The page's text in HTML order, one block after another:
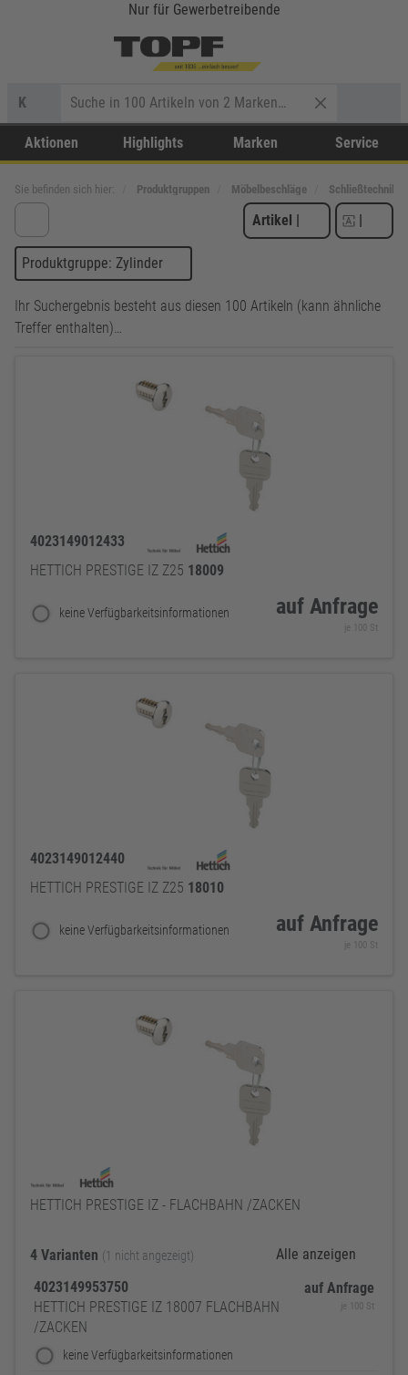
Nur für Gewerbetreibende
K
Aktionen Highlights Marken Service
Sie befinden sich hier: Produktgruppen Möbelbeschläge Schließtechnik
Artikel | |
Produktgruppe: Zylinder
Ihr Suchergebnis besteht aus diesen 100 Artikeln (kann ähnliche
Treffer enthalten)…
4023149012433
HETTICH PRESTIGE IZ Z25 18009
keine Verfügbarkeitsinformationen auf Anfrage
je 100 St
4023149012440
HETTICH PRESTIGE IZ Z25 18010
keine Verfügbarkeitsinformationen auf Anfrage
je 100 St
HETTICH PRESTIGE IZ - FLACHBAHN /ZACKEN
4 Varianten (1 nicht angezeigt)
Alle anzeigen
4023149953750
HETTICH PRESTIGE IZ 18007 FLACHBAHN
/ZACKEN
keine Verfügbarkeitsinformationen
auf Anfrage
je 100 St